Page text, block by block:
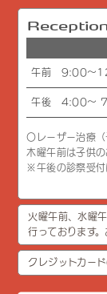
午前 9:00～
午後 4:00～
〇レーザー治療
木曜午前は子供
※午後の診察受
火曜午前、水曜
行っております
クレジットカー